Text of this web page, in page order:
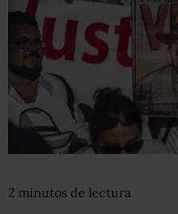
2 minutos de lectura